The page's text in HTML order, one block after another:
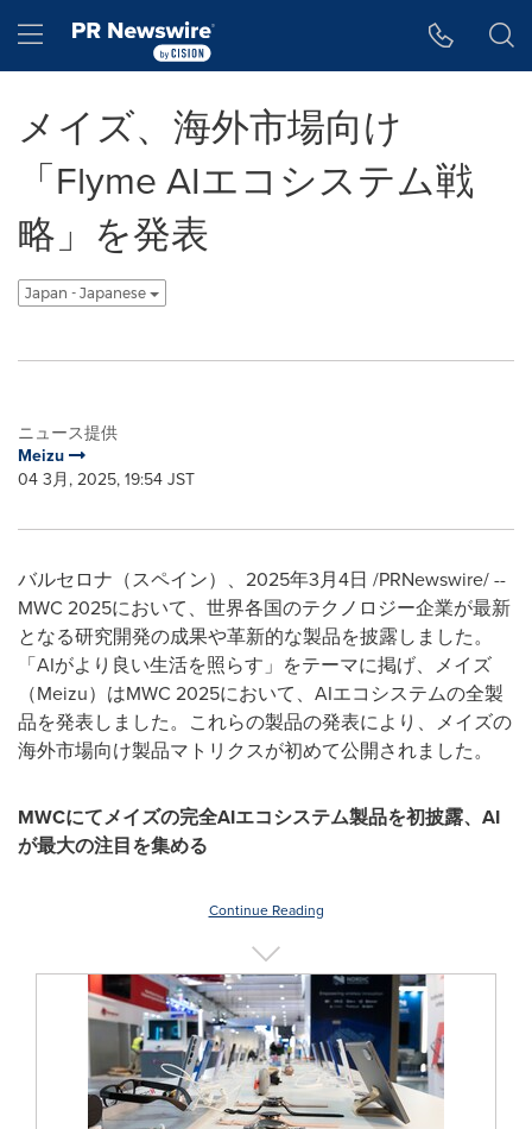
Hamburger menu
メイズ、海外市場向け
「Flyme AIエコシステム戦
略」を発表
Japan - Japanese
ニュース提供
Meizu
04 3月, 2025, 19:54 JST
バルセロナ（スペイン）、2025年3月4日 /PRNewswire/ --
MWC 2025において、世界各国のテクノロジー企業が最新
となる研究開発の成果や革新的な製品を披露しました。
「AIがより良い生活を照らす」をテーマに掲げ、メイズ
（Meizu）はMWC 2025において、AIエコシステムの全製
品を発表しました。これらの製品の発表により、メイズの
海外市場向け製品マトリクスが初めて公開されました。
MWCにてメイズの完全AIエコシステム製品を初披露、 AI
が最大の注目を集める
Continue Reading